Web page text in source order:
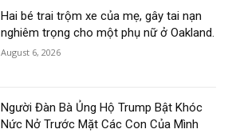
Hai bé trai trộm xe của mẹ, gây tai nạn
nghiêm trọng cho một phụ nữ ở Oakland.
August 6, 2026
Người Đàn Bà Ủng Hộ Trump Bật Khóc
Nức Nở Trước Mặt Các Con Của Mình